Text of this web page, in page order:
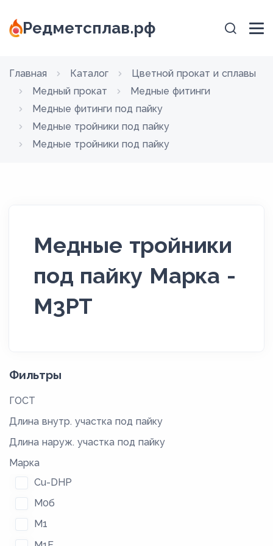
Редметсплав.рф
Главная Каталог
Цветной прокат и сплавы
Медный прокат
Медные фитинги
Медные фитинги под пайку
Медные тройники под пайку
Медные тройники под пайку
Медные тройники
под пайку Марка -
М3РТ
Фильтры
ГОСТ
Длина внутр. участка под пайку
Длина наруж. участка под пайку
Марка
Cu-DHP
М0б
М1